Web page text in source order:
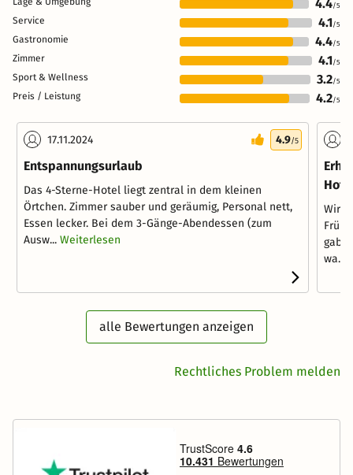
4.4/5
Service 4.1/5
Gastronomie 4.4/5
Zimmer 4.1/5
Sport & Wellness 3.2/5
Preis / Leistung 4.2/5
17.11.2024 4.9/5
Entspannungsurlaub
Das 4-Sterne-Hotel liegt zentral in dem kleinen
Örtchen. Zimmer sauber und geräumig, Personal nett,
Essen lecker. Bei dem 3-Gänge-Abendessen (zum
Ausw... Weiterlesen
Wir
gab
wa...
alle Bewertungen anzeigen
Rechtliches Problem melden